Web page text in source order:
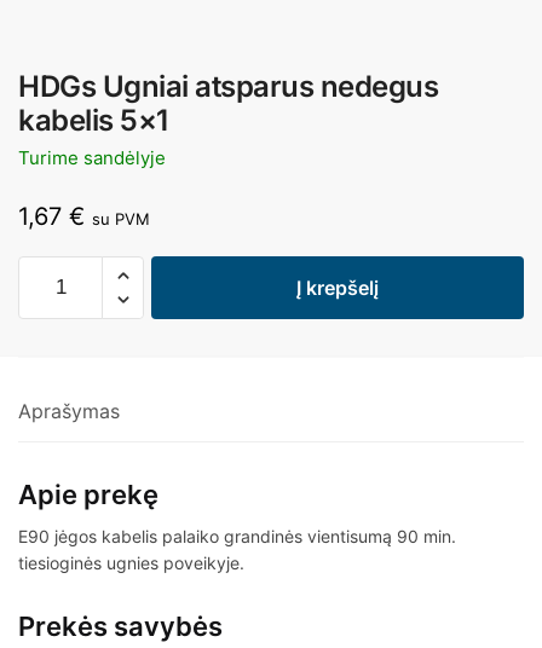
HDGs Ugniai atsparus nedegus
kabelis 5×1
Turime sandėlyje
1,67 € su PVM
Į krepšelį
Aprašymas
Apie prekę
E90 jėgos kabelis palaiko grandinės vientisumą 90 min.
tiesioginės ugnies poveikyje.
Prekės savybės